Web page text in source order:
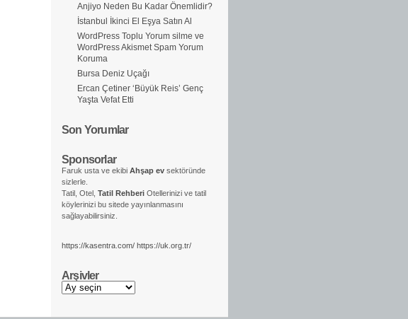
Anjiyo Neden Bu Kadar Önemlidir?
İstanbul İkinci El Eşya Satın Al
WordPress Toplu Yorum silme ve
WordPress Akismet Spam Yorum
Koruma
Bursa Deniz Uçağı
Ercan Çetiner ‘Büyük Reis’ Genç
Yaşta Vefat Etti
Son Yorumlar
Sponsorlar
Faruk usta ve ekibi Ahşap ev sektöründe
sizlerle.
Tatil, Otel, Tatil Rehberi Otellerinizi ve tatil
köylerinizi bu sitede yayınlanmasını
sağlayabilirsiniz.
https://kasentra.com/ https://uk.org.tr/
Arşivler
Arşivler